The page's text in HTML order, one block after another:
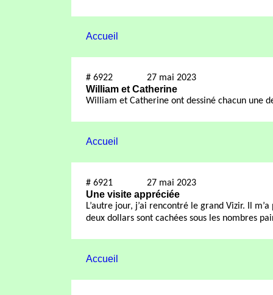
Accueil
# 6922 27 mai 2023
William et Catherine
William et Catherine ont dessiné chacun une
Accueil
# 6921 27 mai 2023
Une visite appréciée
L’autre jour, j’ai rencontré le grand Vizir. Il
deux dollars sont cachées sous les nombres
Accueil